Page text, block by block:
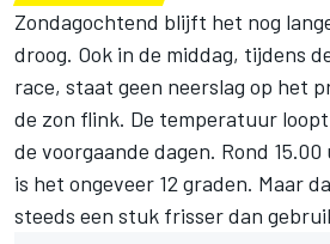
Zondagochtend blijft het nog
droog. Ook in de middag, tijdens
race, staat geen neerslag op het
de zon flink. De temperatuur
de voorgaande dagen. Rond
is het ongeveer 12 graden. Maar
steeds een stuk frisser dan